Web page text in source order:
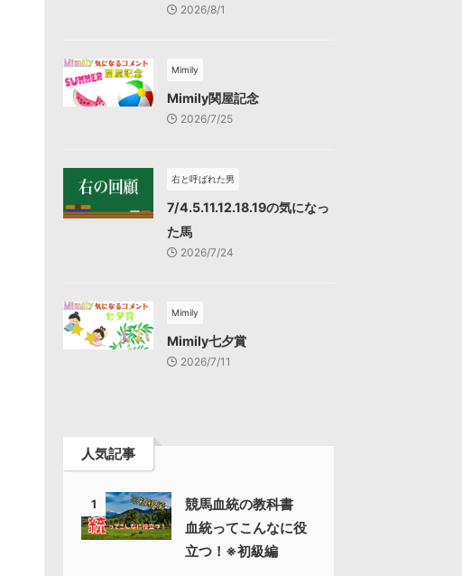
2026/8/1
Mimily
Mimily関屋記念
2026/7/25
右と呼ばれた男
7/4.5.11.12.18.19の気になっ
た馬
2026/7/24
Mimily
Mimily七夕賞
2026/7/11
人気記事
1
競馬血統の教科書
血統ってこんなに役
立つ！※初級編